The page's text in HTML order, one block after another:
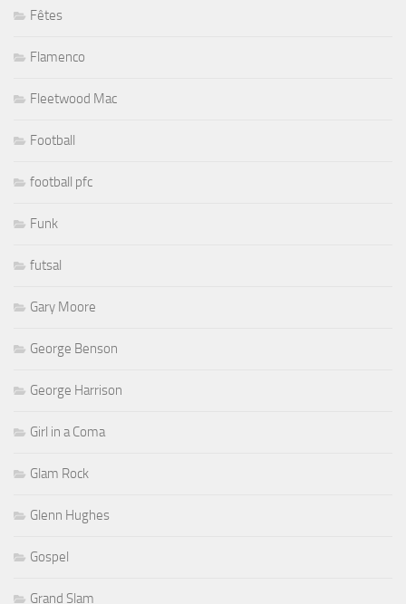
Fêtes
Flamenco
Fleetwood Mac
Football
football pfc
Funk
futsal
Gary Moore
George Benson
George Harrison
Girl in a Coma
Glam Rock
Glenn Hughes
Gospel
Grand Slam